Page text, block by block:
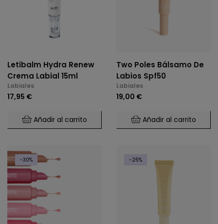
Letibalm Hydra Renew
Crema Labial 15ml
Labiales
17,95 €
Añadir al carrito
Two Poles Bálsamo De
Labios Spf50
Labiales
19,00 €
Añadir al carrito
-30% -25%